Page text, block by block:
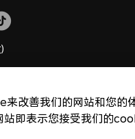
股份有限公司 2020-2026 保留一切权利。
44030002002883
来改善我们的网站和您的
站即表示您接受我们的